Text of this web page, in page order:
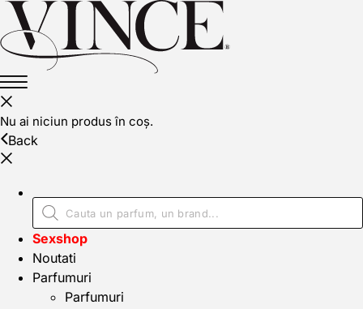
Nu ai niciun produs în coș.
Back
Sexshop
Noutati
Parfumuri
Parfumuri